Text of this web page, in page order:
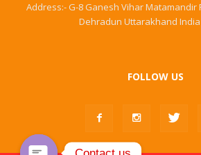
Address:- G-8 Ganesh Vihar Matamandir
Dehradun Uttarakhand India
FOLLOW US